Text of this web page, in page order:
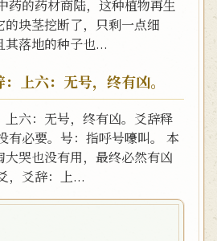
药的药材商陆，这种植物再生
块茎挖断了，只剩一点细
其落地的种子也...
上六：无号，终有凶。
六：无号，终有凶。爻辞释
有必要。号：指呼号嚎叫。 本
大哭也没有用，最终必然有凶
，爻辞：上...